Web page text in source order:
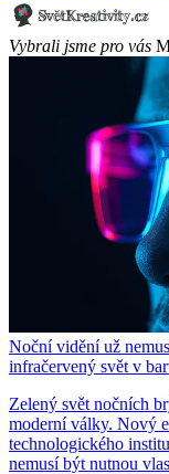
Vybrali jsme pro vás
Noční vidění už
infračervený svět v
Zelený svět nočních
moderní války. Nový
technologického
nemusí být nutnou